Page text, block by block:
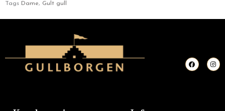
Tags Dame, Gult gull
F
a
c
I
n
s